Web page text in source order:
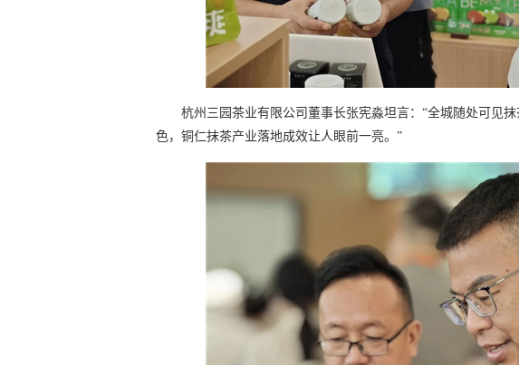
杭州三园茶业有限公司董事长张宪淼坦言：“全城随处可见
色，铜仁抹茶产业落地成效让人眼前一亮。”